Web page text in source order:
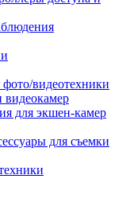
видеотехники
видеокамер
для экшен-камер
для съемки